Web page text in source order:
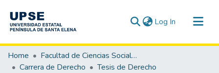
Log In (current)
Communities & Collections
All of DSpace
Home
Facultad de Ciencias Sociales y de la Salud
Carrera de Derecho
Tesis de Derecho